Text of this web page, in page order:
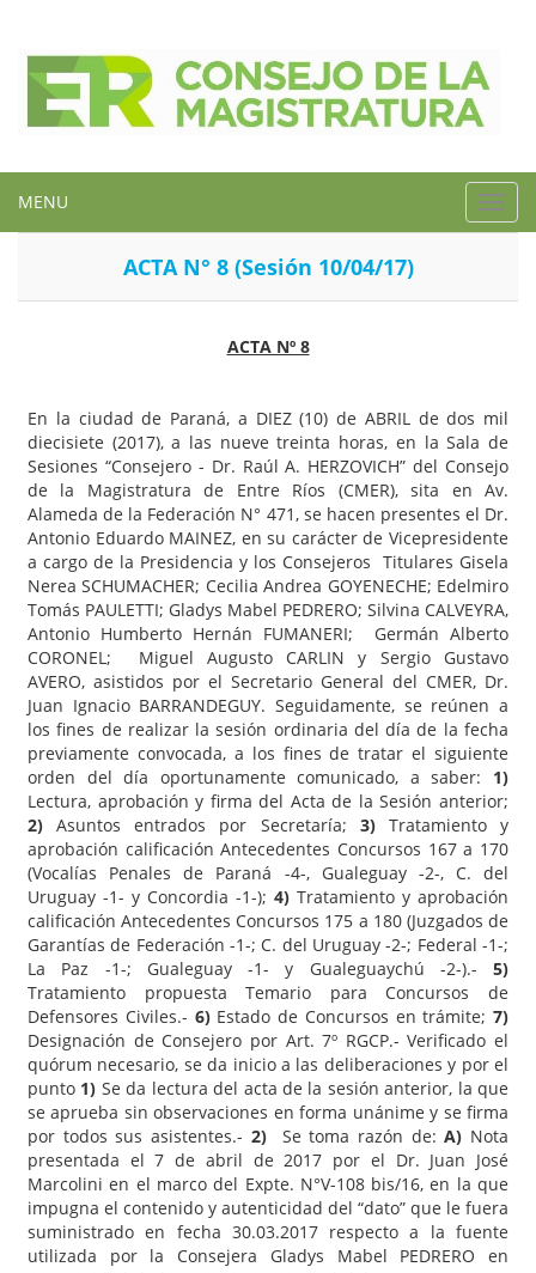
MENU
ACTA N° 8 (Sesión 10/04/17)
ACTA Nº 8
En la ciudad de Paraná, a DIEZ (10) de ABRIL de dos mil
diecisiete (2017), a las nueve treinta horas, en la Sala de
Sesiones “Consejero - Dr. Raúl A. HERZOVICH” del Consejo
de la Magistratura de Entre Ríos (CMER), sita en Av.
Alameda de la Federación N° 471, se hacen presentes el Dr.
Antonio Eduardo MAINEZ, en su carácter de Vicepresidente
a cargo de la Presidencia y los Consejeros Titulares Gisela
Nerea SCHUMACHER; Cecilia Andrea GOYENECHE; Edelmiro
Tomás PAULETTI; Gladys Mabel PEDRERO; Silvina CALVEYRA,
Antonio Humberto Hernán FUMANERI; Germán Alberto
CORONEL; Miguel Augusto CARLIN y Sergio Gustavo
AVERO, asistidos por el Secretario General del CMER, Dr.
Juan Ignacio BARRANDEGUY. Seguidamente, se reúnen a
los fines de realizar la sesión ordinaria del día de la fecha
previamente convocada, a los fines de tratar el siguiente
orden del día oportunamente comunicado, a saber: 1)
Lectura, aprobación y firma del Acta de la Sesión anterior;
2) Asuntos entrados por Secretaría; 3)Tratamiento y
aprobación calificación Antecedentes Concursos 167 a 170
(Vocalías Penales de Paraná -4-, Gualeguay -2-, C. del
Uruguay -1- y Concordia -1-); 4) Tratamiento y aprobación
calificación Antecedentes Concursos 175 a 180 (Juzgados de
Garantías de Federación -1-; C. del Uruguay -2-; Federal -1-;
La Paz -1-; Gualeguay -1- y Gualeguaychú -2-).- 5)
Tratamiento propuesta Temario para Concursos de
Defensores Civiles.- 6)Estado de Concursos en trámite; 7)
Designación de Consejero por Art. 7º RGCP.- Verificado el
quórum necesario, se da inicio a las deliberaciones y por el
punto 1) Se da lectura del acta de la sesión anterior, la que
se aprueba sin observaciones en forma unánime y se firma
por todos sus asistentes.- 2)Se toma razón de:A) Nota
presentada el 7 de abril de 2017 por el Dr. Juan José
Marcolini en el marco del Expte. N°V-108 bis/16, en la que
impugna el contenido y autenticidad del “dato” que le fuera
suministrado en fecha 30.03.2017 respecto a la fuente
utilizada por la Consejera Gladys Mabel PEDRERO en